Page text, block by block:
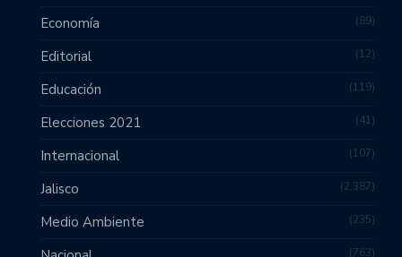
Economía 89
Editorial 12
Educación 119
Elecciones 2021 41
Internacional 107
Jalisco 2,387
Medio Ambiente 235
763